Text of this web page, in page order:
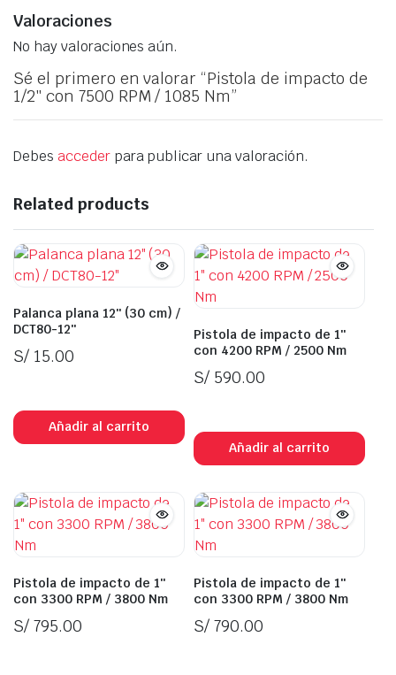
Valoraciones
No hay valoraciones aún.
Sé el primero en valorar “Pistola de impacto de
1/2″ con 7500 RPM / 1085 Nm”
Debes accederpara publicar una valoración.
Related products
Palanca plana 12″ (30 cm) /
DCT80-12″
S/15.00
Añadir al carrito
Pistola de impacto de 1″
con 4200 RPM / 2500 Nm
S/590.00
Añadir al carrito
Pistola de impacto de 1″
con 3300 RPM / 3800 Nm
S/795.00
Pistola de impacto de 1″
con 3300 RPM / 3800 Nm
S/790.00